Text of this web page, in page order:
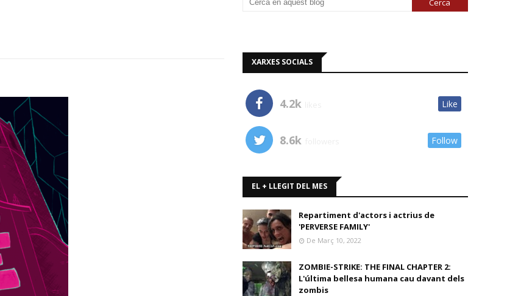
XARXES SOCIALS
4.2k Like
8.6k Follow
EL + LLEGIT DEL MES
Repartiment d'actors i actrius de
'PERVERSE FAMILY'
De Març 10, 2022
ZOMBIE-STRIKE: THE FINAL CHAPTER 2:
L'última bellesa humana cau davant dels
zombis